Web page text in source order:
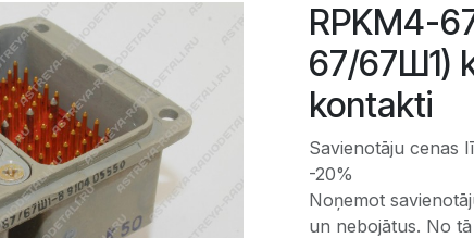
RPKM4-
67/67Ш1)
kontakti
Savienotāju cenas
-20%
Noņemot
un nebojātus. No